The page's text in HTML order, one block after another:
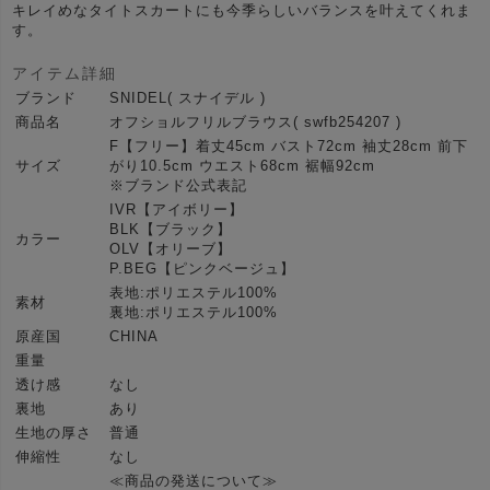
キレイめなタイトスカートにも今季らしいバランスを叶えてくれま
す。
アイテム詳細
ブランド
SNIDEL( スナイデル )
商品名
オフショルフリルブラウス( swfb254207 )
サイズ
F【フリー】着丈45cm バスト72cm 袖丈28cm 前下
がり10.5cm ウエスト68cm 裾幅92cm
※ブランド公式表記
カラー
IVR【アイボリー】
BLK【ブラック】
OLV【オリーブ】
P.BEG【ピンクベージュ】
素材
表地:ポリエステル100%
裏地:ポリエステル100%
原産国
CHINA
重量
透け感
なし
裏地
あり
生地の厚さ
普通
伸縮性
なし
≪商品の発送について≫